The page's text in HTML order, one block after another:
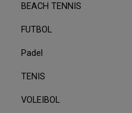
BEACH TENNIS
FUTBOL
Padel
TENIS
VOLEIBOL